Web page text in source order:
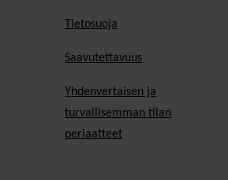
Tietosuoja
Saavutettavuus
Yhdenvertaisen ja
turvallisemman tilan
periaatteet